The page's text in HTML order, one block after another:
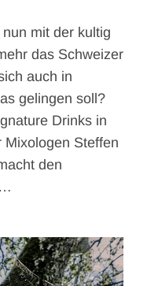
mit der kultig
das Schweizer
auch in
gelingen soll?
Drinks in
Mixologen Steffen
den